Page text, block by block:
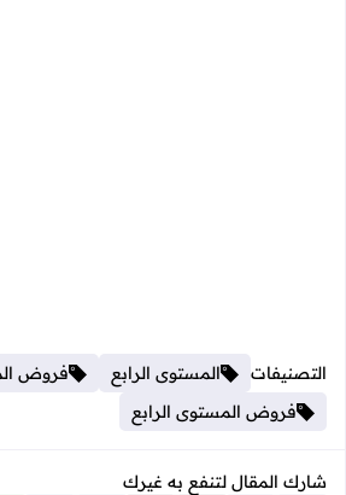
التصنيفات المستوى الرابع
فروض
فروض المستوى الرابع
شارك المقال لتنفع به غيرك